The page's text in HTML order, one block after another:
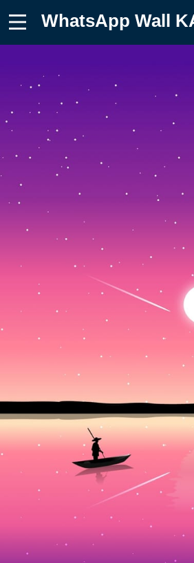
WhatsApp Wall KAD, стена,